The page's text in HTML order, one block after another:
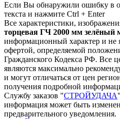
Если Вы обнаружили ошибку в
текста и нажмите Ctrl + Enter
Все характеристики,
торцевая ГЧ 2000 мм зелёный
информационный характер и не
офертой, определяемой
Гражданского Кодекса РФ. Все
являются максимально
и могут отличаться от цен
получения подробной
Службу заказов "СТРОЙУДАЧА
информация может быть
предварительного уведомления.